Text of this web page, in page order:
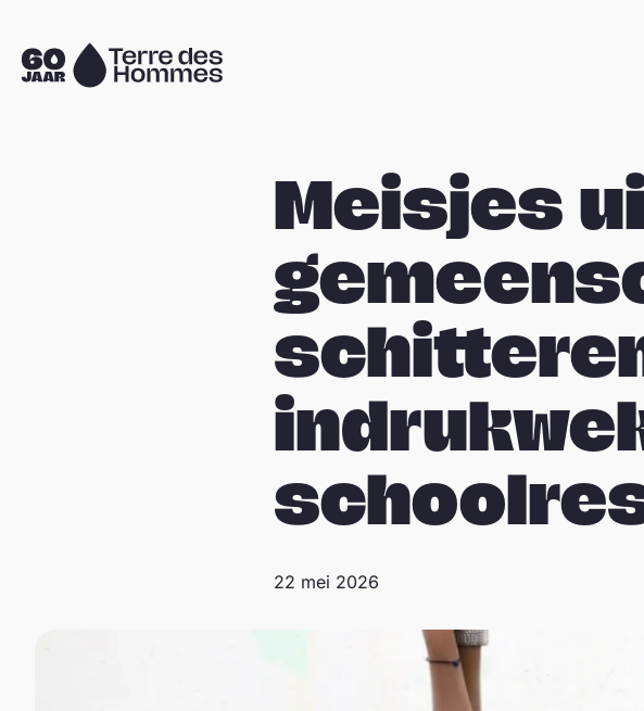
Sla navigatie over
Naar
Meisjes
22 mei 2026